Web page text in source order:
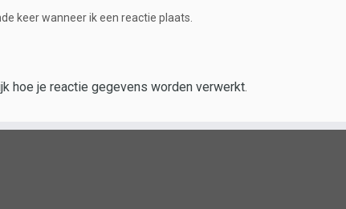
keer wanneer ik een reactie plaats.
hoe je reactie gegevens worden verwerkt